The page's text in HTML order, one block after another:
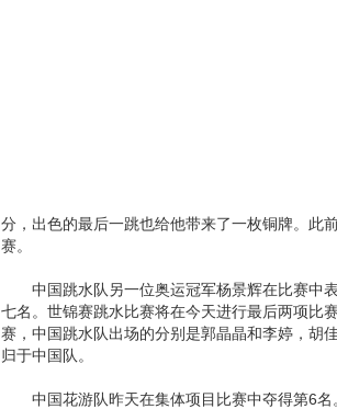
分，出色的最后一跳也给他带来了一枚铜牌。此
赛。
中国跳水队另一位奥运冠军杨景辉在比赛中
七名。世锦赛跳水比赛将在今天进行最后两项
赛，中国跳水队出场的分别是郭晶晶和李婷，胡
归于中国队。
中国花游队昨天在集体项目比赛中夺得第6名